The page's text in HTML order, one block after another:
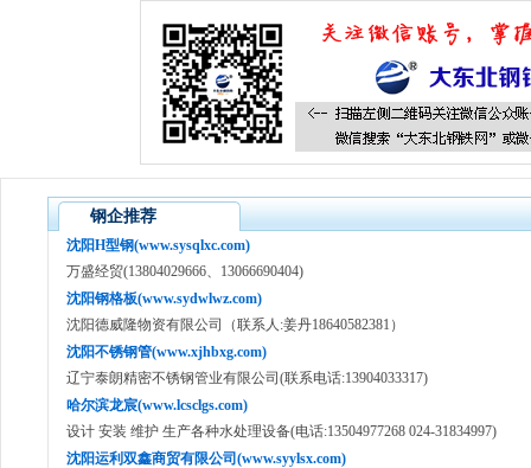
钢企推荐
沈阳H型钢(www.sysqlxc.com)
万盛经贸(13804029666、13066690404)
沈阳钢格板(www.sydwlwz.com)
沈阳德威隆物资有限公司（联系人:姜丹18640582381）
沈阳不锈钢管(www.xjhbxg.com)
辽宁泰朗精密不锈钢管业有限公司(联系电话:13904033317)
哈尔滨龙宸(www.lcsclgs.com)
设计 安装 维护 生产各种水处理设备(电话:13504977268 024-31834997)
沈阳运利双鑫商贸有限公司(www.syylsx.com)